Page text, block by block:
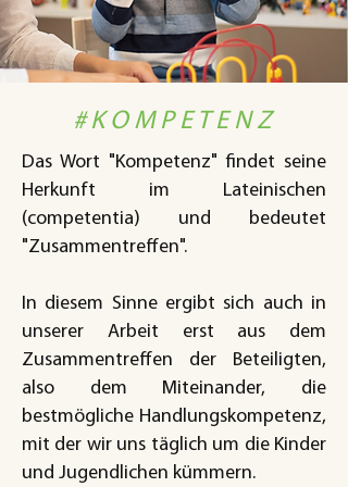
#KOMPETENZ
Das Wort "Kompetenz" findet seine
Herkunft im Lateinischen
(competentia) und bedeutet
"Zusammentreffen".
In diesem Sinne ergibt sich auch in
unserer Arbeit erst aus dem
Zusammentreffen der Beteiligten,
also dem Miteinander, die
bestmögliche Handlungskompetenz,
mit der wir uns täglich um die Kinder
und Jugendlichen kümmern.